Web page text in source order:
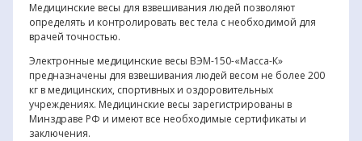
Медицинские весы для взвешивания людей позволяют
определять и контролировать вес тела с необходимой для
врачей точностью.
Электронные медицинские весы ВЭМ-150-«Масса-К»
предназначены для взвешивания людей весом не более 200
кг в медицинских, спортивных и оздоровительных
учреждениях. Медицинские весы зарегистрированы в
Минздраве РФ и имеют все необходимые сертификаты и
заключения.